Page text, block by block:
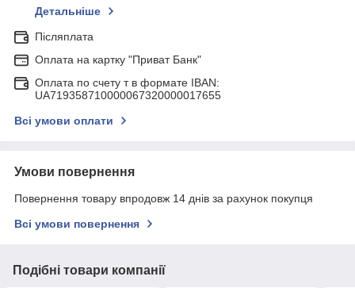
Детальніше
Післяплата
Оплата на картку "Приват Банк"
Оплата по счету т в формате IBAN:
UA719358710000067320000017655
Всі умови оплати
Умови повернення
Повернення товару впродовж 14 днів за рахунок покупця
Всі умови повернення
Подібні товари компанії